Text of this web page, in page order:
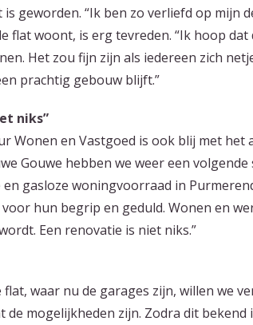
geworden. “Ik ben zo verliefd op mijn
flat woont, is erg tevreden. “Ik hoop
Het zou fijn zijn als iedereen zich
prachtig gebouw blijft.”
niks”
Wonen en Vastgoed is ook blij met het
Gouwe hebben we weer een
gasloze woningvoorraad in
hun begrip en geduld. Wonen en
Een renovatie is niet niks.”
waar nu de garages zijn, willen we
de mogelijkheden zijn. Zodra dit bekend